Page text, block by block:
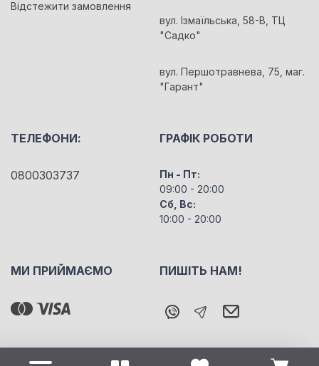
Відстежити замовлення
вул. Ізмаїльська, 58-В, ТЦ
"Садко"
вул. Першотравнева, 75, маг.
"Гарант"
ТЕЛЕФОНИ:
0800303737
ГРАФІК РОБОТИ
Пн - Пт:
09:00 - 20:00
Сб, Вс:
10:00 - 20:00
МИ ПРИЙМАЄМО ПИШІТЬ НАМ!